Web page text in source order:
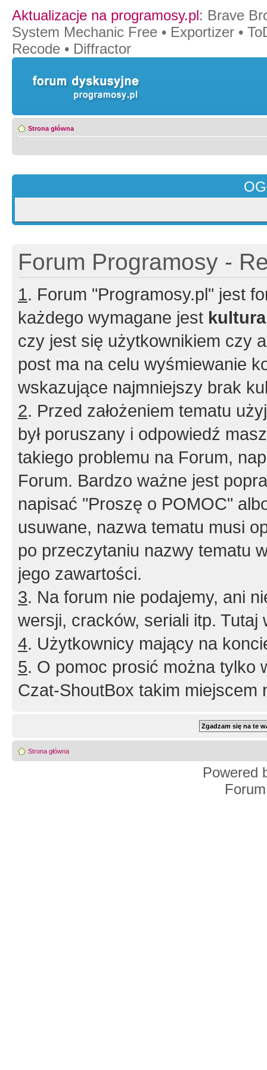
Aktualizacje na programosy.pl: Brave
System Mechanic Free • Exportizer •
Recode • Diffractor
Strona główna
Forum Programosy -
1. Forum "Programosy.pl" jest
każdego wymagane jest
czy jest się użytkownikiem czy
post ma na celu wyśmiewanie
wskazujące najmniejszy brak
2. Przed założeniem tematu
był poruszany i odpowiedź
takiego problemu na Forum,
Forum. Bardzo ważne jest
napisać "Proszę o POMOC"
usuwane, nazwa tematu musi
po przeczytaniu nazwy tematu
jego zawartości.
3. Na forum nie podajemy, ani
wersji, cracków, seriali itp. Tutaj
4. Użytkownicy mający na
5. O pomoc prosić można tylko
Czat-ShoutBox takim miejscem
Strona główna
Powered